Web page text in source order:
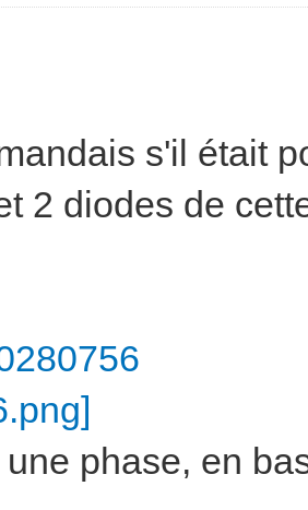
s'il était
2 diodes de
phase, en